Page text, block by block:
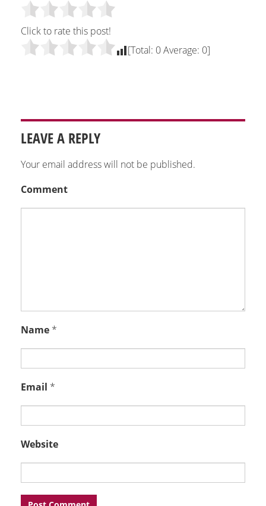
Click to rate this post!
[Total: 0Average: 0]
LEAVE A REPLY
Your email address will not be published.
Comment
Name *
Email *
Website